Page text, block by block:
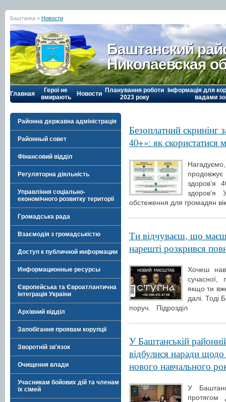
Баштанка » Новости
Баштанский
Николаевская
Главная
Герої не
вмирають
Новости Планування роботи
2023 року
Інформація для
вадами
Районна державна адміністрація
Районный совет
Фінансовий відділ
Регуляторна діяльність
Управління соціально-
економічного розвитку території
Громадська рада
Взаємодія з громадськістю
Доступ к публичной информации
Информационные ресурсы
Європейська та Євроатлантична
інтеграція України
Архівний відділ
Запобігання проявам корупції
Зворотній зв'язок
Очищення влади
Учасникам бойових дій та членам
їх сімей
Безоплатний скринінг
40+»: як скористатися
здоров’я
здоров’я
обстеження для громадян
Ти відчуваєш, що
нарешті розкрився
Хочеш
сучасної,
якщо ти
далі. Тоді
поруч. Підрозділ
У Баштанській
відбулися наради щодо
нового навчального
У
протягом